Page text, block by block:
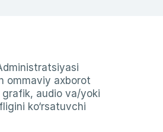
ommaviy axborot
audio va/yoki
ko‘rsatuvchi